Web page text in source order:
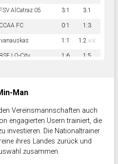
FSV AlCatraz 05 3:1 3:1
CCAA FC 0:1 1:3
Ivanauskas 1:1 1:2 n.V.
BSF LO-City 1:6 1:5
Man
Vereinsmannschaften auch
engagierten Usern trainiert, die
investieren. Die Nationaltrainer
ihres Landes zurück und
zusammen.